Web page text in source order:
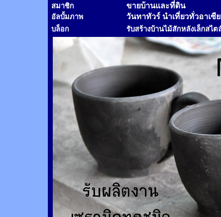
สมาชิก ขายบ้านและที่ดิน
อัลบั้มภาพ วันทาทัวร์ นำเที่ยวทั่วอาเซี
บล็อก รับสร้างบ้านไม้สักหลังเล็กสไต